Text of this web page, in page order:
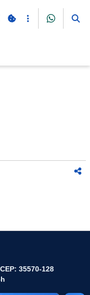
35570-128